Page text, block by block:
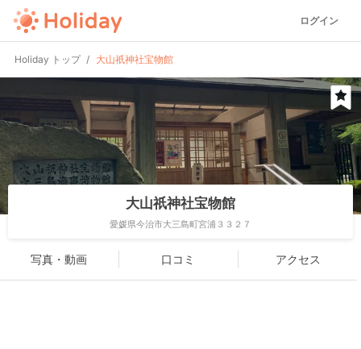
ログイン
Holiday トップ 大山祇神社宝物館
大山祇神社宝物館
愛媛県今治市大三島町宮浦３３２７
写真・動画 口コミ アクセス